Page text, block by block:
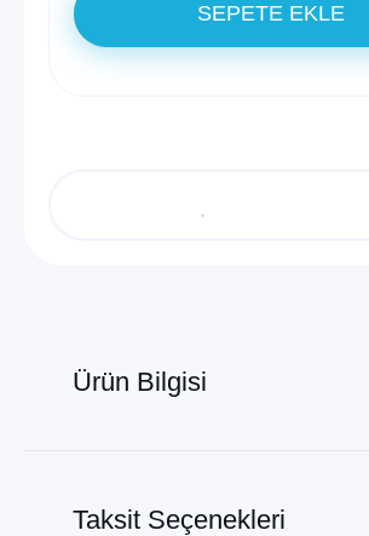
SEPETE EKLE
Ürün Bilgisi
Taksit Seçenekleri